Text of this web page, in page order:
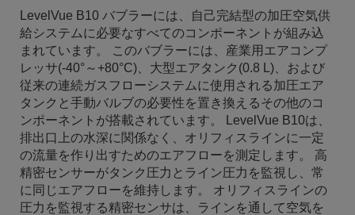
LevelVue B10 バブラーには、自己完結型の加圧空気供
給システムに必要なすべてのコンポーネントが組み込
まれています。 このバブラーには、産業用エアコンプ
レッサ(-40°～+80°C)、大型エアタンク(0.8 L)、および
従来の連続ガスフローシステムに使用される加圧エア
タンクと手動バルブの必要性を置き換えるその他のコ
ンポーネントが搭載されています。 LevelVue B10は、
排出口上の水深に関係なく、オリフィスラインに一定
の流量を作り出すためのエアフローを測定します。 高
精密センサーがタンク圧力とライン圧力を監視し、常
に同じエアフローを維持します。 オリフィスラインの
圧力を監視する精密センサは、ラインを通して空気を